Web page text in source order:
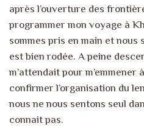
après l’ouverture des
programmer mon voyage à
sommes pris en main et nous
est bien rodée. A peine
m’attendait pour m’emmener
confirmer l’organisation du
nous ne nous sentons seul
connait pas.